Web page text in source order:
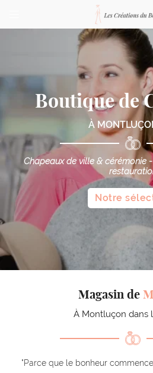
76 bis Boulevard de Courtais
03100 Montluçon
 Adresse email de réception
 Code Captcha
Rafraîchir le captcha
En cochant cette case, vous consentez à recevoir
l'adresse email indiqué ci-dessus. Vous pouvez
Boutique de
À
Chapeaux de ville & cérémonie
Notre
Magasin de
À Montluçon dans
"Parce que le bonheur commence